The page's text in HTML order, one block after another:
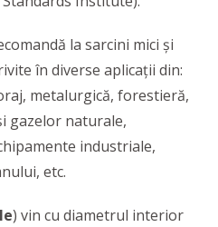
la sarcini mici și
în diverse aplicații din:
metalurgică, forestieră,
gazelor naturale,
industriale,
etc.
) vin cu diametrul interior